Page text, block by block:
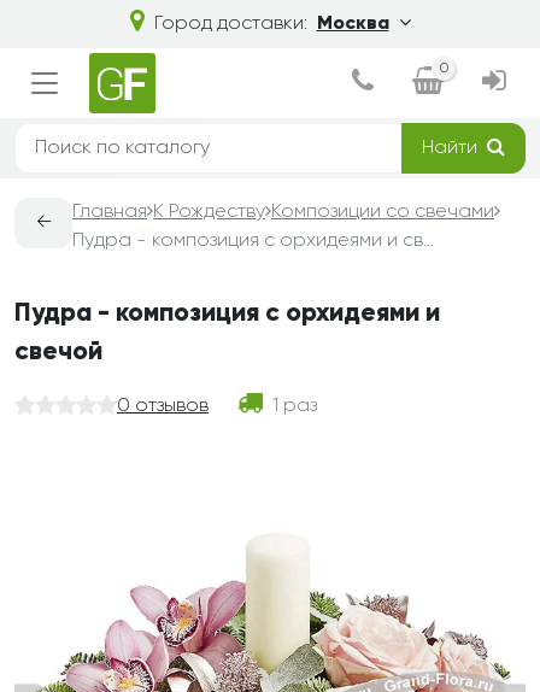
Город доставки: Москва
0
Найти
←
Главная К Рождеству Композиции со свечами
Пудра - композиция с орхидеями и свечой
Пудра - композиция с орхидеями и
свечой
0 отзывов 1 раз